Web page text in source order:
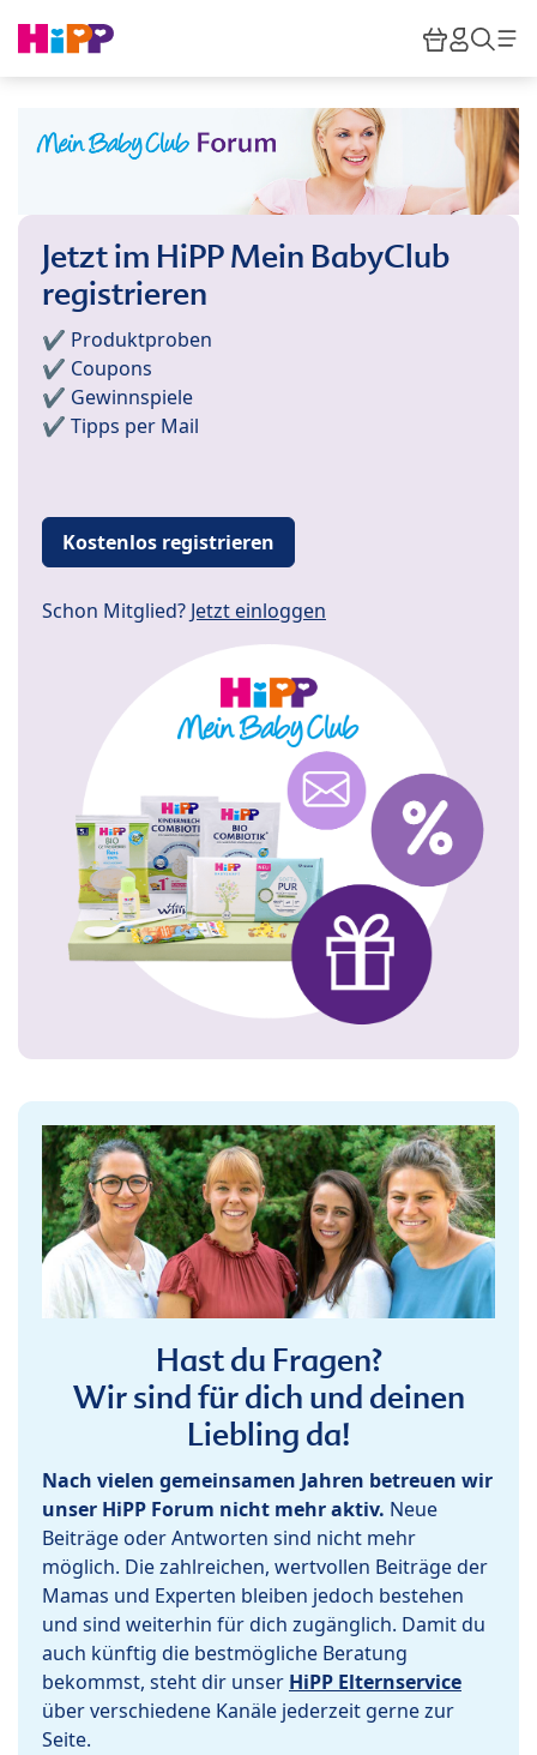
HiPP
Jetzt im HiPP Mein BabyClub
registrieren
✔️ Produktproben
✔️ Coupons
✔️ Gewinnspiele
✔️ Tipps per Mail
Kostenlos registrieren
Schon Mitglied? Jetzt einloggen
Hast du Fragen?
Wir sind für dich und deinen
Liebling da!
Nach vielen gemeinsamen Jahren betreuen wir
unser HiPP Forum nicht mehr aktiv. Neue
Beiträge oder Antworten sind nicht mehr
möglich. Die zahlreichen, wertvollen Beiträge der
Mamas und Experten bleiben jedoch bestehen
und sind weiterhin für dich zugänglich. Damit du
auch künftig die bestmögliche Beratung
bekommst, steht dir unser HiPP Elternservice
über verschiedene Kanäle jederzeit gerne zur
Seite.